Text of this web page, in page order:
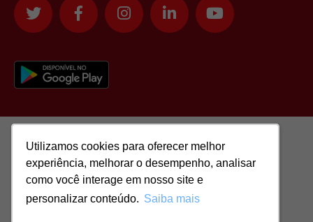
Utilizamos cookies para oferecer melhor
experiência, melhorar o desempenho, analisar
como você interage em nosso site e
personalizar conteúdo. Saiba mais
Utilizamos cookies para oferecer melhor
experiência, melhorar o desempenho, analisar
como você interage em nosso site e
personalizar conteúdo. Saiba mais